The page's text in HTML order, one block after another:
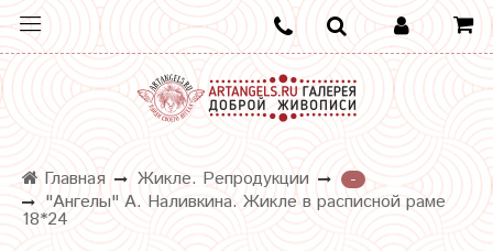
Главная Жикле. Репродукции
-
"Ангелы" А. Наливкина. Жикле в расписной раме
18*24